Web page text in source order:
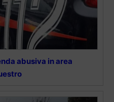
abusiva in area